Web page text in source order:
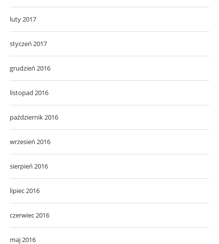
luty 2017
styczeń 2017
grudzień 2016
listopad 2016
październik 2016
wrzesień 2016
sierpień 2016
lipiec 2016
czerwiec 2016
maj 2016